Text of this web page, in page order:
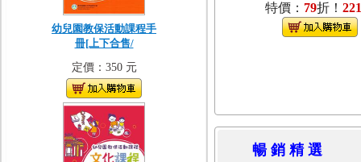
幼兒園教保活動課程手
冊[上下合售/
定價：350 元
特價： 79折！ 221
暢 銷 精